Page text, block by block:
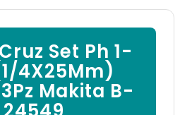
Set Ph 1-
4X25Mm)
Makita B-